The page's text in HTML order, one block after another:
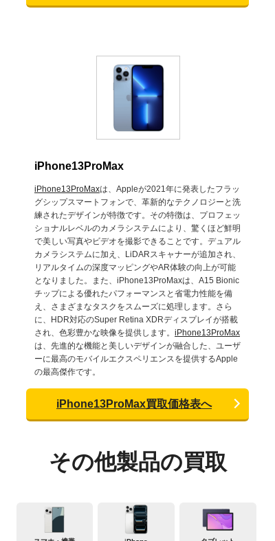
iPhone13ProMax
iPhone13ProMaxは、Appleが2021年に発表したフラッ
グシップスマートフォンで、革新的なテクノロジーと洗
練されたデザインが特徴です。その特徴は、プロフェッ
ショナルレベルのカメラシステムにより、驚くほど鮮明
で美しい写真やビデオを撮影できることです。デュアル
カメラシステムに加え、LiDARスキャナーが追加され、
リアルタイムの深度マッピングやAR体験の向上が可能
となりました。また、iPhone13ProMaxは、A15 Bionic
チップによる優れたパフォーマンスと省電力性能を備
え、さまざまなタスクをスムーズに処理します。さら
に、HDR対応のSuper Retina XDRディスプレイが搭載
され、色彩豊かな映像を提供します。 iPhone13ProMax
は、先進的な機能と美しいデザインが融合した、ユーザ
ーに最高のモバイルエクスペリエンスを提供するApple
の最高傑作です。
iPhone13ProMax買取価格表へ
その他製品の買取